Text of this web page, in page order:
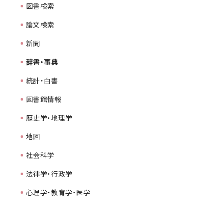
図書検索
論文検索
新聞
辞書・事典
統計・白書
図書館情報
歴史学・地理学
地図
社会科学
法律学・行政学
心理学・教育学・医学